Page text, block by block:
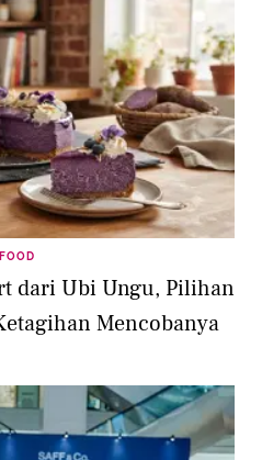
FOOD
dari Ubi Ungu, Pilihan
Mencobanya